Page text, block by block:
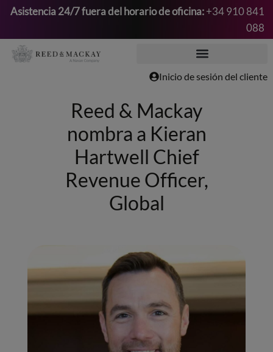
contenido
Asistencia 24/7 fuera del horario de oficina:+34 910 841
088
Inicio de sesión del cliente
Reed & Mackay
nombra a Kieran
Hartwell Chief
Revenue Officer,
Global